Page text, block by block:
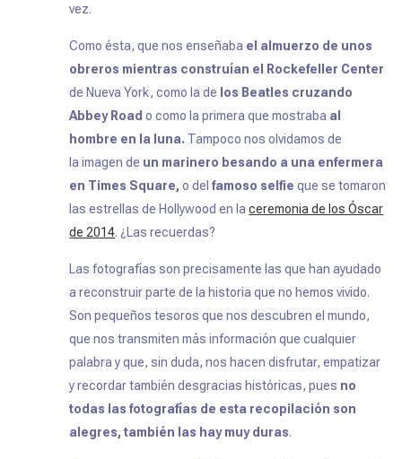
vez.
Como ésta, que nos enseñaba el almuerzo de unos
obreros mientras construían el Rockefeller Center
de Nueva York, como la de los Beatles cruzando
Abbey Road o como la primera que mostraba al
hombre en la luna. Tampoco nos olvidamos de
la imagen de un marinero besando a una enfermera
en Times Square, o delfamoso selfie que se tomaron
las estrellas de Hollywood en laceremonia de los Óscar
de 2014. ¿Las recuerdas?
Las fotografías son precisamente las que han ayudado
a reconstruir parte de la historia que no hemos vivido.
Son pequeños tesoros que nos descubren el mundo,
que nos transmiten más información que cualquier
palabra y que, sin duda, nos hacen disfrutar, empatizar
y recordar también desgracias históricas, pues no
todas las fotografías de esta recopilación son
alegres, también las hay muy duras.